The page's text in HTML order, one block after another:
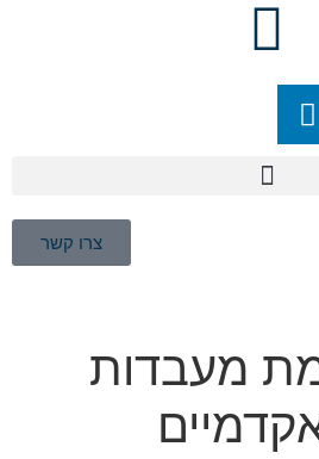
צרו קשר
מעבדות